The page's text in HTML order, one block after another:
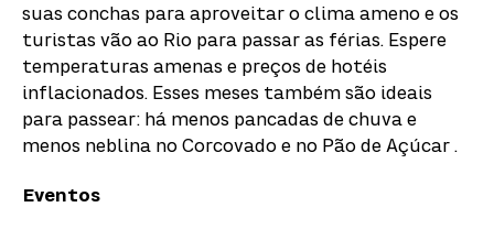
suas conchas para aproveitar o clima ameno e os
turistas vão ao Rio para passar as férias. Espere
temperaturas amenas e preços de hotéis
inflacionados. Esses meses também são ideais
para passear: há menos pancadas de chuva e
menos neblina no Corcovado e no Pão de Açúcar .
Eventos